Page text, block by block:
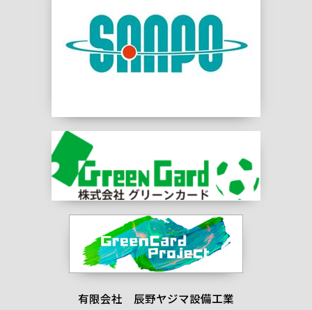
有限会社 辰野ヤジマ設備工業